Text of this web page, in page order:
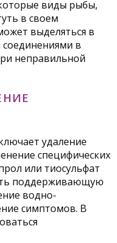
виды рыбы,
в своем
выделяться в
соединениями в
неправильной
удаление
специфических
или тиосульфат
поддерживающую
водно-
симптомов. В